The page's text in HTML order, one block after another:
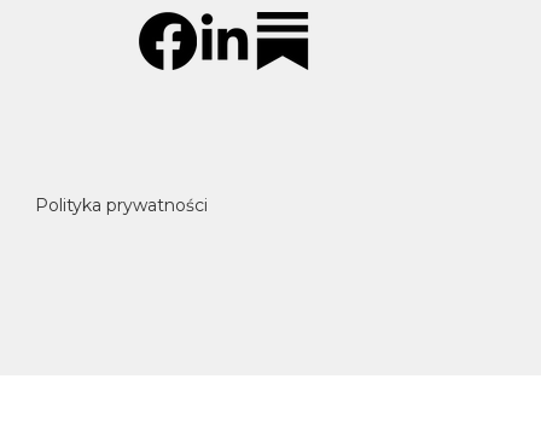
Polityka prywatności